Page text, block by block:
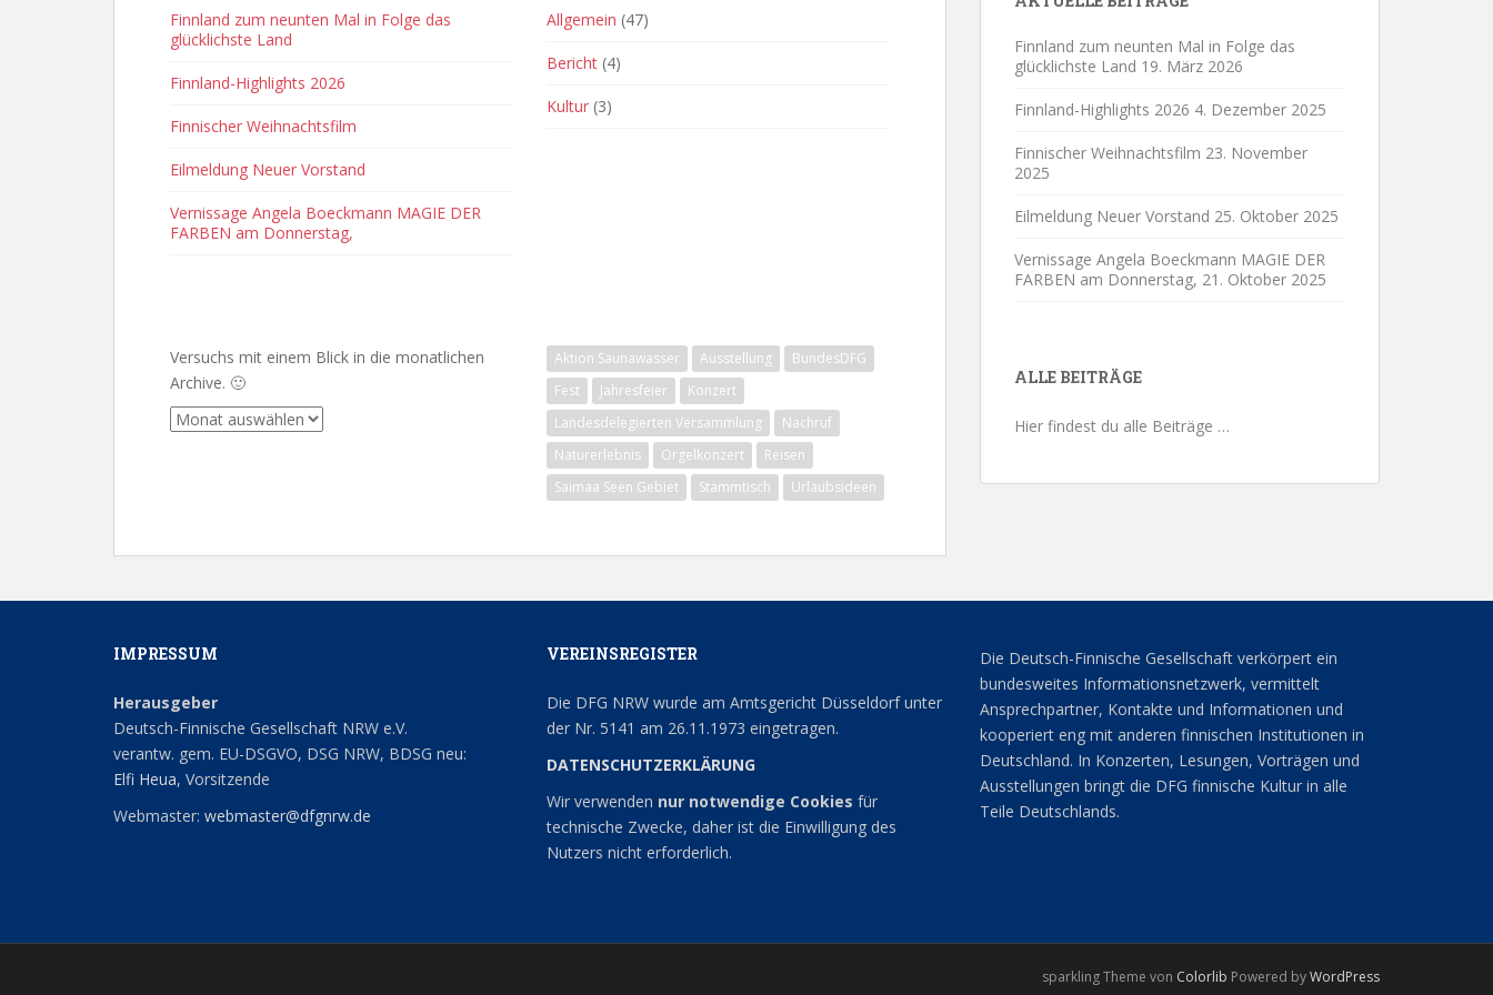
Finnland zum neunten Mal in Folge das
glücklichste Land
Finnland-Highlights 2026
Finnischer Weihnachtsfilm
Eilmeldung Neuer Vorstand
Vernissage Angela Boeckmann MAGIE DER
FARBEN am Donnerstag,
Allgemein (47)
Bericht (4)
Kultur (3)
Versuchs mit einem Blick in die monatlichen
Archive. 🙂
Archive
Aktion Saunawasser Ausstellung
BundesDFG
Fest
Jahresfeier
Konzert
Landesdelegierten Versammlung
Nachruf
Naturerlebnis
Orgelkonzert
Reisen
Saimaa Seen Gebiet
Stammtisch Urlaubsideen
Finnland zum neunten Mal in Folge das
glücklichste Land 19. März 2026
Finnland-Highlights 2026 4. Dezember 2025
Finnischer Weihnachtsfilm 23. November
2025
Eilmeldung Neuer Vorstand 25. Oktober 2025
Vernissage Angela Boeckmann MAGIE DER
FARBEN am Donnerstag, 21. Oktober 2025
ALLE BEITRÄGE
Hier findest du alle Beiträge …
IMPRESSUM
Herausgeber
Deutsch-Finnische Gesellschaft NRW e.V.
verantw. gem. EU-DSGVO, DSG NRW, BDSG neu:
Elfi Heua, Vorsitzende
Webmaster: webmaster@dfgnrw.de
VEREINSREGISTER
Die DFG NRW wurde am Amtsgericht Düsseldorf unter
der Nr. 5141 am 26.11.1973 eingetragen.
DATENSCHUTZERKLÄRUNG
Wir verwenden nur notwendige Cookies für
technische Zwecke, daher ist die Einwilligung des
Nutzers nicht erforderlich.
Die Deutsch-Finnische Gesellschaft verkörpert ein
bundesweites Informationsnetzwerk, vermittelt
Ansprechpartner, Kontakte und Informationen und
kooperiert eng mit anderen finnischen Institutionen in
Deutschland. In Konzerten, Lesungen, Vorträgen und
Ausstellungen bringt die DFG finnische Kultur in alle
Teile Deutschlands.
sparkling Theme von Colorlib Powered byWordPress